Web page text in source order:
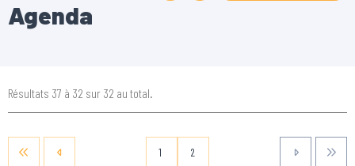
Agenda
Résultats 37 à 32 sur 32 au total.
1 2